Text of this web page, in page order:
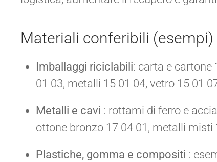
Materiali conferibili (esempi)
Imballaggi riciclabili: carta e cartone
01 03, metalli 15 01 04, vetro 15 01
Metalli e cavi : rottami di ferro e
ottone bronzo 17 04 01, metalli misti
Plastiche, gomma e compositi :